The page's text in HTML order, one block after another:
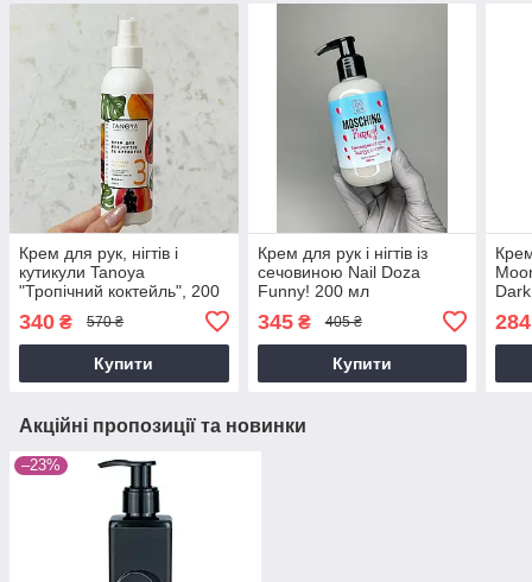
Крем для рук, нігтів і
кутикули Tanoya
"Тропічний коктейль", 200
340 ₴ 570 ₴
Купити
Крем для рук і нігтів із
сечовиною Nail Doza
Funny! 200 мл
345₴ 405 ₴
Купити
Акційні пропозиції та новинки
–23%